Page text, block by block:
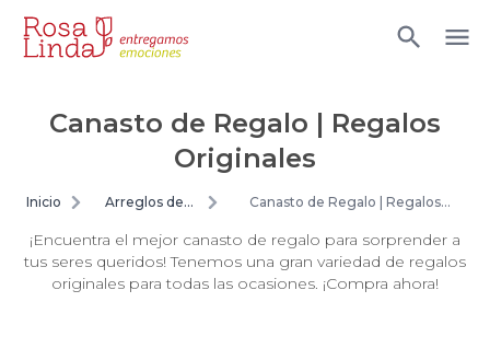
Canasto de Regalo | Regalos
Originales
Inicio
Arreglos de
Canasto de Regalo | Regalos
¡Encuentra el mejor canasto de regalo para sorprender a
tus seres queridos! Tenemos una gran variedad de regalos
originales para todas las ocasiones. ¡Compra ahora!